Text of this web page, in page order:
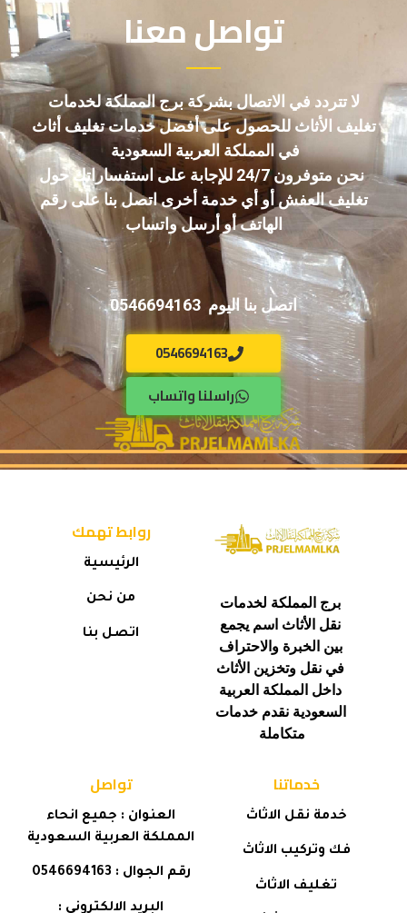
تواصل معنا
لا تتردد في الاتصال بشركة برج المملكة لخدمات
تغليف الأثاث للحصول على أفضل خدمات تغليف أثاث
في المملكة العربية السعودية
نحن متوفرون 24/7 للإجابة على استفساراتك حول
تغليف العفش أو أي خدمة أخرى اتصل بنا على رقم
الهاتف أو أرسل واتساب
اتصل بنا اليوم 0546694163
0546694163
راسلنا واتساب
برج المملكة لخدمات
نقل الأثاث اسم يجمع
بين الخبرة والاحتراف
في نقل وتخزين الأثاث
داخل المملكة العربية
السعودية نقدم خدمات
متكاملة
روابط تهمك
الرئيسية
من نحن
اتصل بنا
خدماتنا
خدمة نقل الاثاث
فك وتركيب الاثاث
تغليف الاثاث
تواصل
العنوان : جميع انحاء
المملكة العربية السعودية
رقم الجوال : 0546694163
البريد الالكتروني :